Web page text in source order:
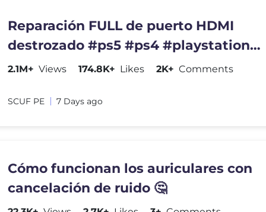
Reparación FULL de puerto HDMI
destrozado #ps5 #ps4 #playstation
#reparacion #serviciotecnico
2.1M+ Views 174.8K+ Likes 2K+ Comments
SCUF PE 7 Days ago
Cómo funcionan los auriculares con
cancelación de ruido 🤔